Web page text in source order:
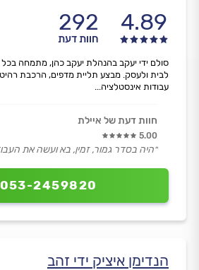
4.89
292
חוות דעת
053-2459820
סולם ידי יעקב בהנהלת יעקב כהן, מתמחה בכל
לבית ולעסק. מבצע תליית מדפים, הרכבת
עבודות אינסטלציה...
חוות דעת של איילת
5.00
״היה בסדר גמור, זמין, בא ועשה את
הנדימן איציק ידי זהב